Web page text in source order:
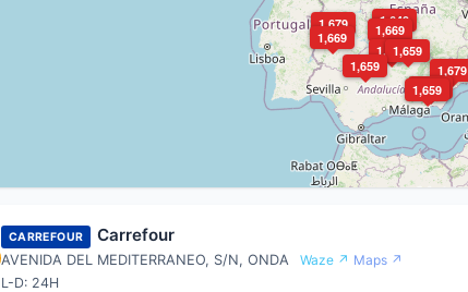
1,649
1,6491,659
1,659
1,659
1,669 1,669
1,669
1,679
1,679
CARREFOUR Carrefour
AVENIDA DEL MEDITERRANEO, S/N, ONDA Waze ↗ Maps ↗
L-D: 24H